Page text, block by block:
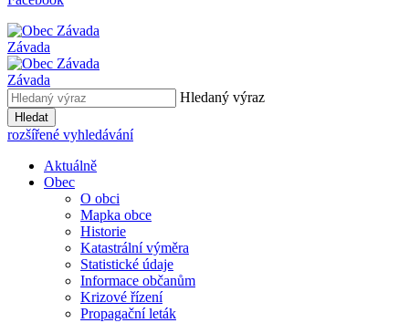
Závada
Závada
Hledaný výraz
Hledat
rozšířené vyhledávání
Aktuálně
Obec
O obci
Mapka obce
Historie
Katastrální výměra
Statistické údaje
Informace občanům
Krizové řízení
Propagační leták